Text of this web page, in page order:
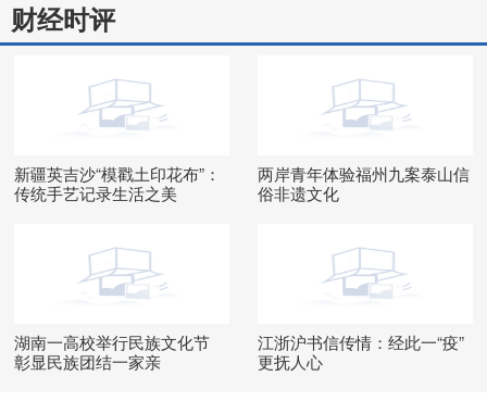
财经时评
新疆英吉沙“模戳土印花布”：
传统手艺记录生活之美
两岸青年体验福州九案泰山信
俗非遗文化
湖南一高校举行民族文化节
彰显民族团结一家亲
江浙沪书信传情：经此一“疫”
更抚人心